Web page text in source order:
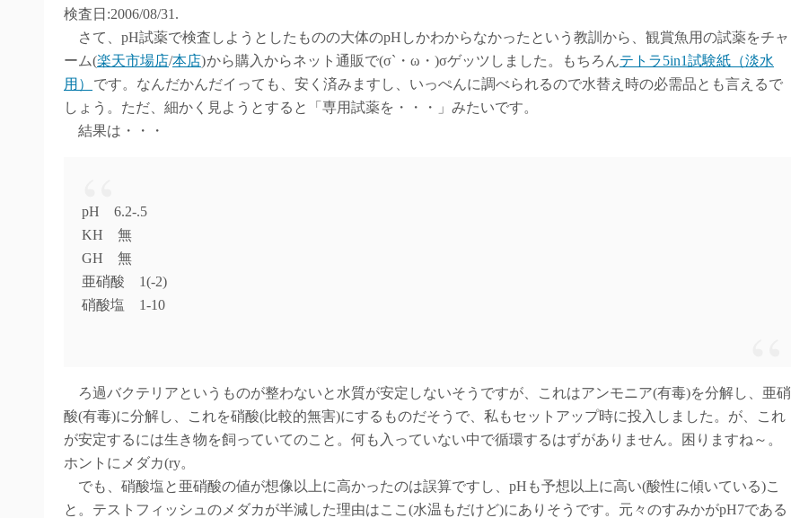
検査日:2006/08/31.
さて、pH試薬で検査しようとしたものの大体のpHしかわからなかったという教訓から、観賞魚用の試薬をチャ
ーム(楽天市場店/本店)から購入からネット通販で(σ`・ω・)σゲッツしました。もちろんテトラ5in1試験紙（淡水
用）
です。なんだかんだイっても、安く済みますし、いっぺんに調べられるので水替え時の必需品とも言えるで
しょう。ただ、細かく見ようとすると「専用試薬を・・・」みたいです。
結果は・・・
pH 6.2-.5
KH 無
GH 無
亜硝酸 1(-2)
硝酸塩 1-10
ろ過バクテリアというものが整わないと水質が安定しないそうですが、これはアンモニア(有毒)を分解し、亜硝
酸(有毒)に分解し、これを硝酸(比較的無害)にするものだそうで、私もセットアップ時に投入しました。が、これ
が安定するには生き物を飼っていてのこと。何も入っていない中で循環するはずがありません。困りますね～。
ホントにメダカ(ry。
でも、硝酸塩と亜硝酸の値が想像以上に高かったのは誤算ですし、pHも予想以上に高い(酸性に傾いている)こ
と。テストフィッシュのメダカが半減した理由はここ(水温もだけど)にありそうです。元々のすみかがpH7である